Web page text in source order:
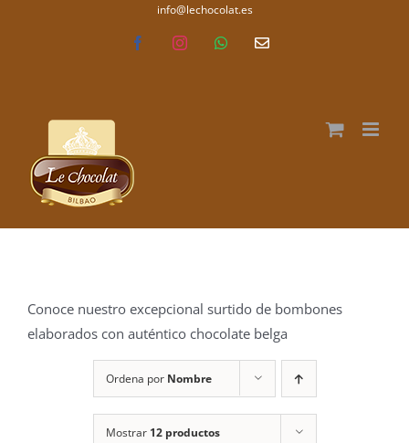
info@lechocolat.es
FacebookInstagramWhatsAppCorreo
Conoce nuestro excepcional surtido de bombones
elaborados con auténtico chocolate belga
Ordena por Nombre
Mostrar 12 productos